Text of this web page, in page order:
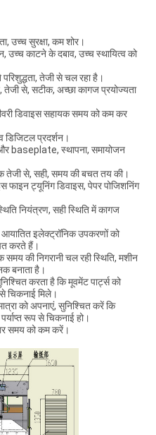
उच्च सुरक्षा, कम शोर।
उच्च काटने के दबाव, उच्च स्थायित्व को
तेजी से चल रहा है।
से, सटीक, अच्छा कागज प्रयोज्यता
डिवाइस सहायक समय को कम कर
डिजिटल प्रदर्शन।
baseplate, स्थापना, समायोजन
तेजी से, सही, समय की बचत तय की।
फाइन ट्यूनिंग डिवाइस, पेपर पोजिशनिंग
नियंत्रण, सही स्थिति में कागज
इलेक्ट्रॉनिक उपकरणों को
करते हैं।
की निगरानी चल रही स्थिति, मशीन
बनाता है।
करता है कि मूवमेंट पार्ट्स को
चिकनाई मिले।
को अपनाएं, सुनिश्चित करें कि
रूप से चिकनाई हो।
समय को कम करें।